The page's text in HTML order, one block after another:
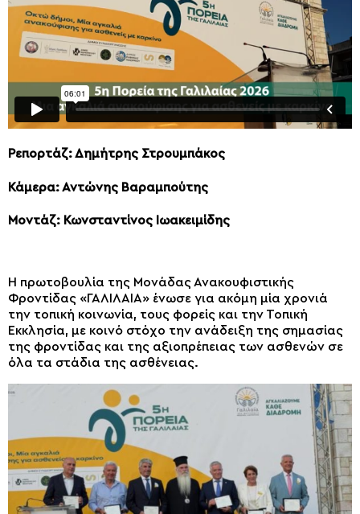
Ρεπορτάζ: Δημήτρης Στρουμπάκος
Κάμερα: Αντώνης Βαραμπούτης
Μοντάζ: Κωνσταντίνος Ιωακειμίδης
Η πρωτοβουλία της Μονάδας Ανακουφιστικής
Φροντίδας «ΓΑΛΙΛΑΙΑ» ένωσε για ακόμη μία χρονιά
την τοπική κοινωνία, τους φορείς και την Τοπική
Εκκλησία, με κοινό στόχο την ανάδειξη της σημασίας
της φροντίδας και της αξιοπρέπειας των ασθενών σε
όλα τα στάδια της ασθένειας.